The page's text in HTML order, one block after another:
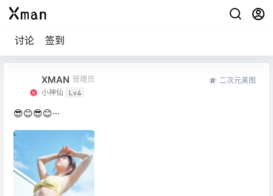
讨论 签到
XMAN 管理员
小神仙
Lv4
二次元美图
😎😊😎😊···